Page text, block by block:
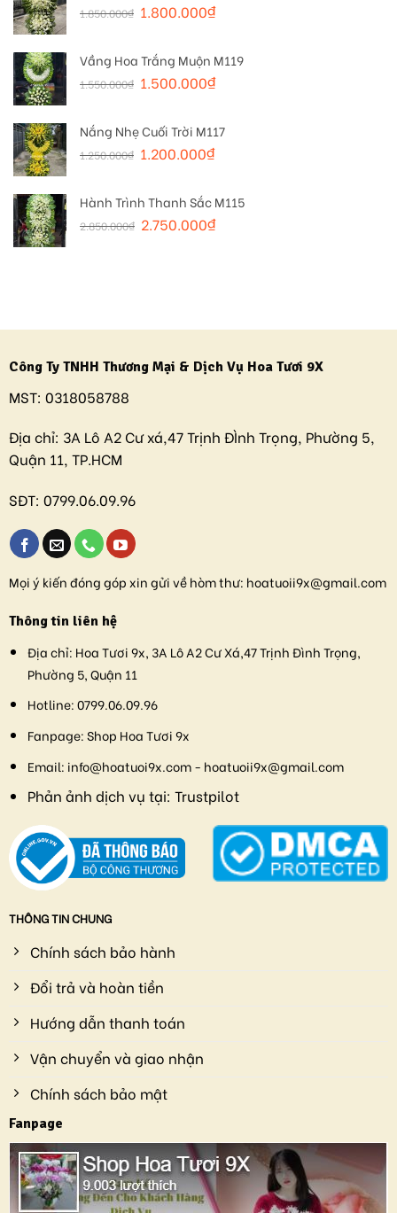
1.850.000₫ 1.800.000₫
Vầng Hoa Trắng Muộn M119
1.550.000₫ 1.500.000₫
Nắng Nhẹ Cuối Trời M117
1.250.000₫ 1.200.000₫
Hành Trình Thanh Sắc M115
2.850.000₫ 2.750.000₫
Công Ty TNHH Thương Mại & Dịch Vụ Hoa Tươi 9X
MST: 0318058788
Địa chỉ: 3A Lô A2 Cư xá,47 Trịnh ĐÌnh Trọng, Phường 5,
Quận 11, TP.HCM
SĐT: 0799.06.09.96
Mọi ý kiến đóng góp xin gửi về hòm thư: hoatuoii9x@gmail.com
Thông tin liên hệ
Địa chỉ: Hoa Tươi 9x, 3A Lô A2 Cư Xá,47 Trịnh Đình Trọng,
Phường 5, Quận 11
Hotline:0799.06.09.96
Fanpage:Shop Hoa Tươi 9x
Email: info@hoatuoi9x.com - hoatuoii9x@gmail.com
Phản ảnh dịch vụ tại: Trustpilot
THÔNG TIN CHUNG
Chính sách bảo hành
Đổi trả và hoàn tiền
Hướng dẫn thanh toán
Vận chuyển và giao nhận
Chính sách bảo mật
Fanpage